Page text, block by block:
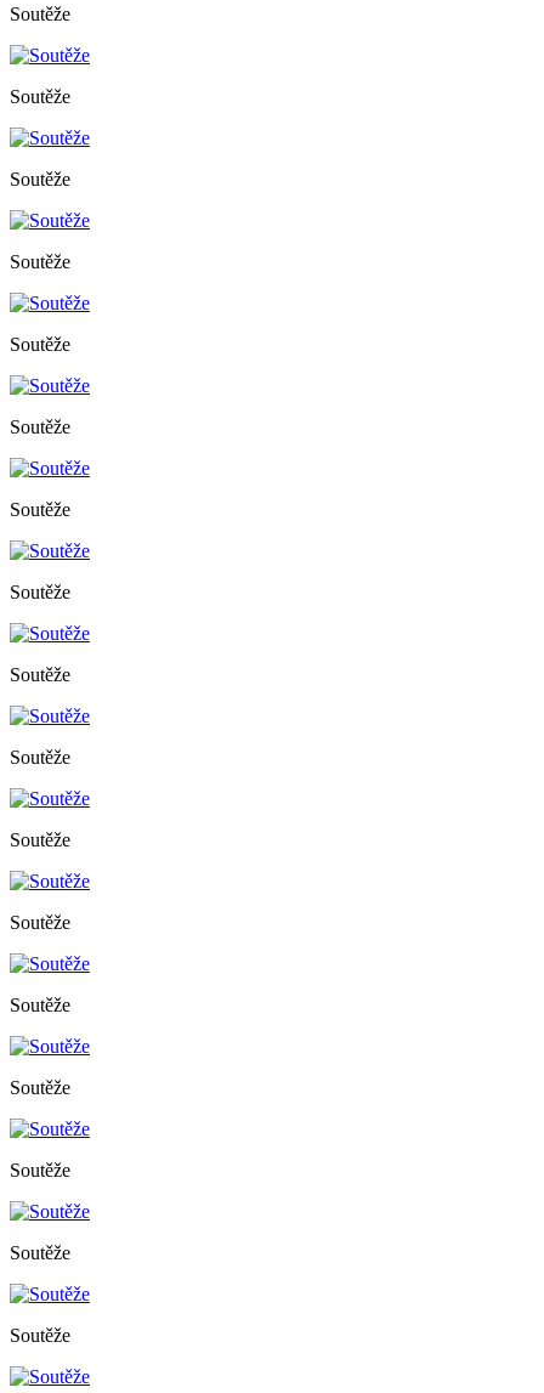
Soutěže
Soutěže
Soutěže
Soutěže
Soutěže
Soutěže
Soutěže
Soutěže
Soutěže
Soutěže
Soutěže
Soutěže
Soutěže
Soutěže
Soutěže
Soutěže
Soutěže